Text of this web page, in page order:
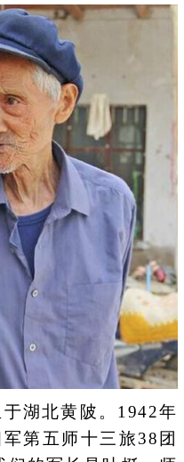
湖北黄陂。1942年
第五师十三旅38团